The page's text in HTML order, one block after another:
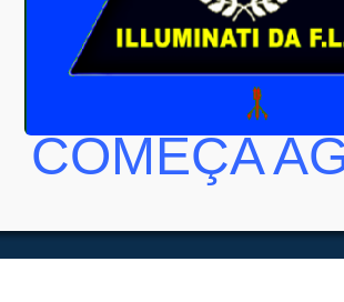
COMEÇA